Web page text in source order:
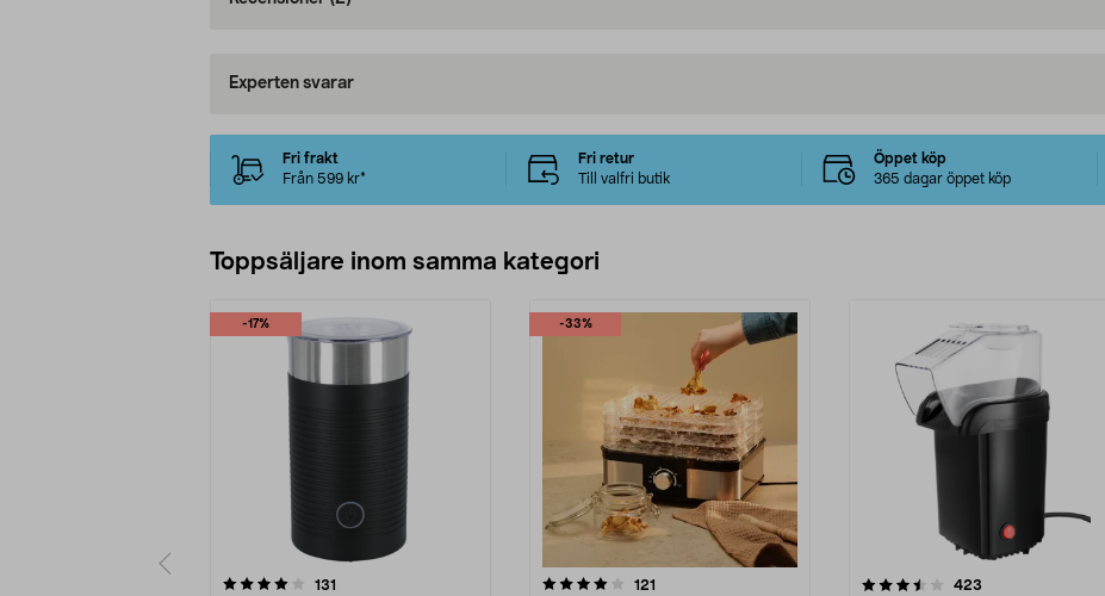
Experten svarar
Fri frakt
Från 599 kr*
Fri retur
Till valfri butik
Öppet köp
365 dagar öppet köp
Toppsäljare inom samma kategori
-17%
131
-33%
4.0 av 5 stjärnor 121
3.5 av 5 stjärnor 423
4.5 av 5 stjärnor